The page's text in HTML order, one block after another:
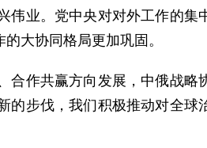
伟业。党中央对对外工作的集
大协同格局更加巩固。
合作共赢方向发展，中俄战略
的步伐，我们积极推动对全球